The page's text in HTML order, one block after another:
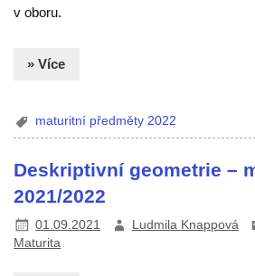
v oboru.
» Více
maturitní předměty 2022
Deskriptivní geometrie –
2021/2022
01.09.2021 Ludmila Knappová
Maturita